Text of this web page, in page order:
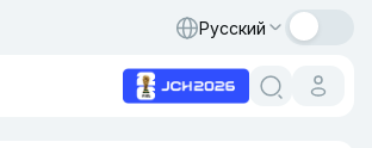
Русский